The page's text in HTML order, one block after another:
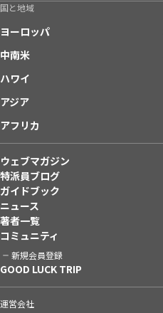
国と地域
ヨーロッパ
中南米
ハワイ
アジア
アフリカ
ウェブマガジン
特派員ブログ
ガイドブック
ニュース
著者一覧
コミュニティ
新規会員登録
GOOD LUCK TRIP
運営会社